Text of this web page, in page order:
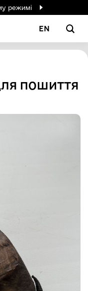
режимі
EN
ПОШИТТЯ